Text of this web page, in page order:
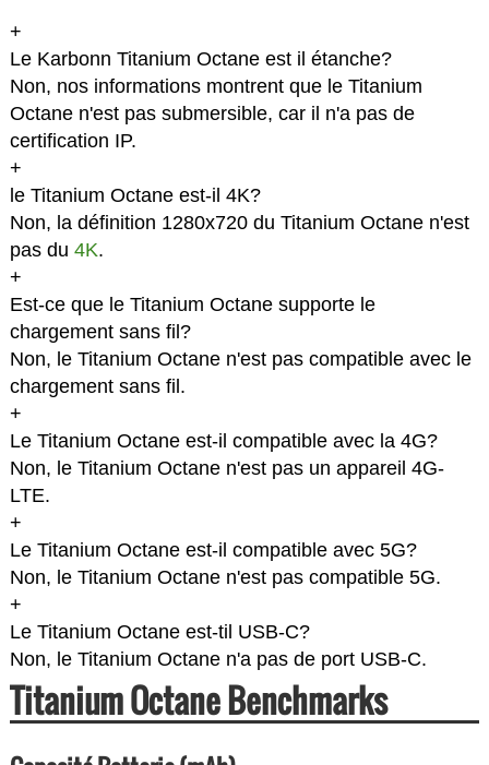
+
Le Karbonn Titanium Octane est il étanche?
Non, nos informations montrent que le Titanium
Octane n'est pas submersible, car il n'a pas de
certification IP.
+
le Titanium Octane est-il 4K?
Non, la définition 1280x720 du Titanium Octane n'est
pas du 4K.
+
Est-ce que le Titanium Octane supporte le
chargement sans fil?
Non, le Titanium Octane n'est pas compatible avec le
chargement sans fil.
+
Le Titanium Octane est-il compatible avec la 4G?
Non, le Titanium Octane n'est pas un appareil 4G-
LTE.
+
Le Titanium Octane est-il compatible avec 5G?
Non, le Titanium Octane n'est pas compatible 5G.
+
Le Titanium Octane est-til USB-C?
Non, le Titanium Octane n'a pas de port USB-C.
Titanium Octane Benchmarks